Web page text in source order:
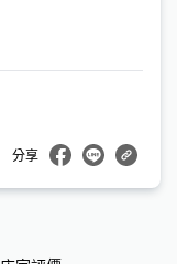
分享